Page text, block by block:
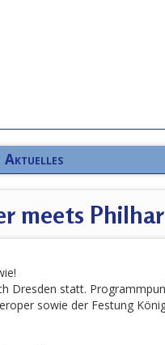
Aktuelles
meets
Dresden statt.
sowie der Festung